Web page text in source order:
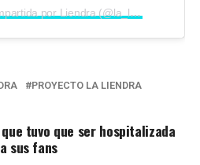
Una publicación compartida por Liendra (@la_liendraa)
PROYECTO LA LIENDRA
tuvo que ser hospitalizada
sus fans